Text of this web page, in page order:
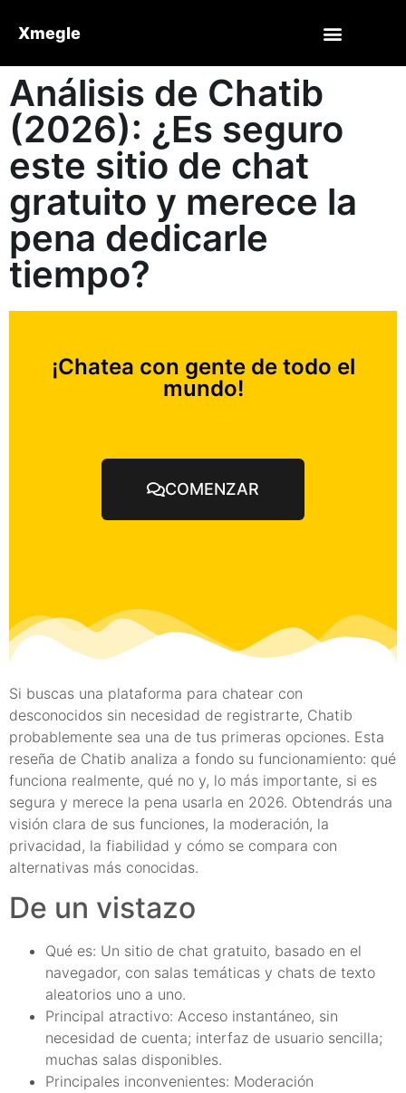
Xmegle
Análisis de Chatib
(2026): ¿Es seguro
este sitio de chat
gratuito y merece la
pena dedicarle
tiempo?
¡Chatea con gente de todo el
mundo!
COMENZAR
Si buscas una plataforma para chatear con
desconocidos sin necesidad de registrarte, Chatib
probablemente sea una de tus primeras opciones. Esta
reseña de Chatib analiza a fondo su funcionamiento: qué
funciona realmente, qué no y, lo más importante, si es
segura y merece la pena usarla en 2026. Obtendrás una
visión clara de sus funciones, la moderación, la
privacidad, la fiabilidad y cómo se compara con
alternativas más conocidas.
De un vistazo
Qué es: Un sitio de chat gratuito, basado en el
navegador, con salas temáticas y chats de texto
aleatorios uno a uno.
Principal atractivo: Acceso instantáneo, sin
necesidad de cuenta; interfaz de usuario sencilla;
muchas salas disponibles.
Principales inconvenientes: Moderación